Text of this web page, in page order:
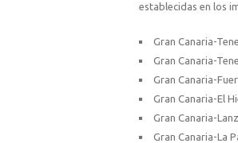
establecidas en los
Gran Canaria-
Gran Canaria-
Gran Canaria-
Gran Canaria-El
Gran Canaria-
Gran Canaria-La